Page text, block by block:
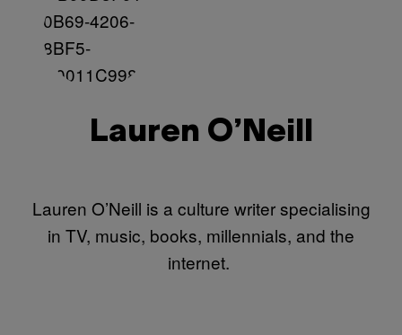
Lauren O’Neill
Lauren O’Neill is a culture writer specialising
in TV, music, books, millennials, and the
internet.